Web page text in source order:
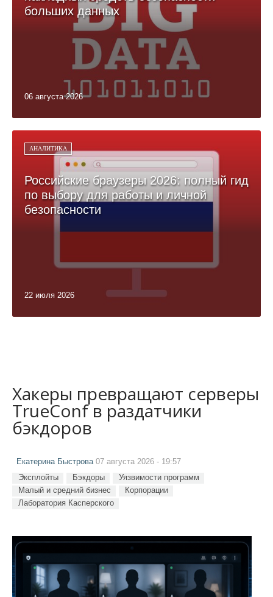
больших данных
06 августа 2026
АНАЛИТИКА
Российские браузеры 2026: полный гид
по выбору для работы и личной
безопасности
22 июля 2026
Хакеры превращают серверы
TrueConf в раздатчики
бэкдоров
Екатерина Быстрова 07 августа 2026 - 19:57
Эксплойты Бэкдоры
Уязвимости программ
Малый и средний бизнес
Корпорации
Лаборатория Касперского